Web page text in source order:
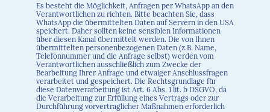
Es besteht die Möglichkeit, Anfragen per WhatsApp an den
Verantwortlichen zu richten. Bitte beachten Sie, dass
WhatsApp die übermittelten Daten auf Servern in den USA
speichert. Daher sollten keine sensiblen Informationen
über diesen Kanal übermittelt werden. Die von Ihnen
übermittelten personenbezogenen Daten (z.B. Name,
Telefonnummer und die Anfrage selbst) werden vom
Verantwortlichen ausschließlich zum Zwecke der
Bearbeitung Ihrer Anfrage und etwaiger Anschlussfragen
verarbeitet und gespeichert. Die Rechtsgrundlage für
diese Datenverarbeitung ist Art. 6 Abs. 1 lit. b DSGVO, da
die Verarbeitung zur Erfüllung eines Vertrags oder zur
Durchführung vorvertraglicher Maßnahmen erforderlich